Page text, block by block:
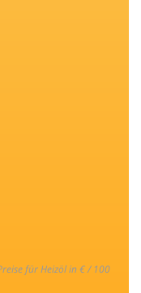
für Heizöl in € / 100